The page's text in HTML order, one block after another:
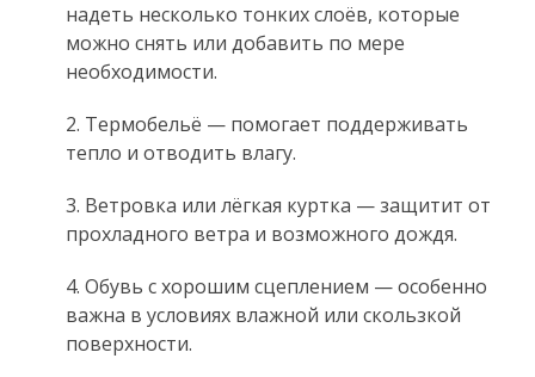
надеть несколько тонких слоёв, которые
можно снять или добавить по мере
необходимости.
2. Термобельё — помогает поддерживать
тепло и отводить влагу.
3. Ветровка или лёгкая куртка — защитит от
прохладного ветра и возможного дождя.
4. Обувь с хорошим сцеплением — особенно
важна в условиях влажной или скользкой
поверхности.